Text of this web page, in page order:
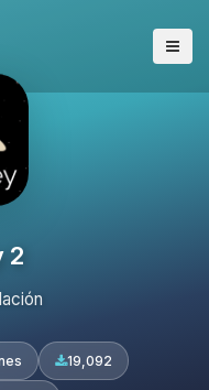
2
19,092